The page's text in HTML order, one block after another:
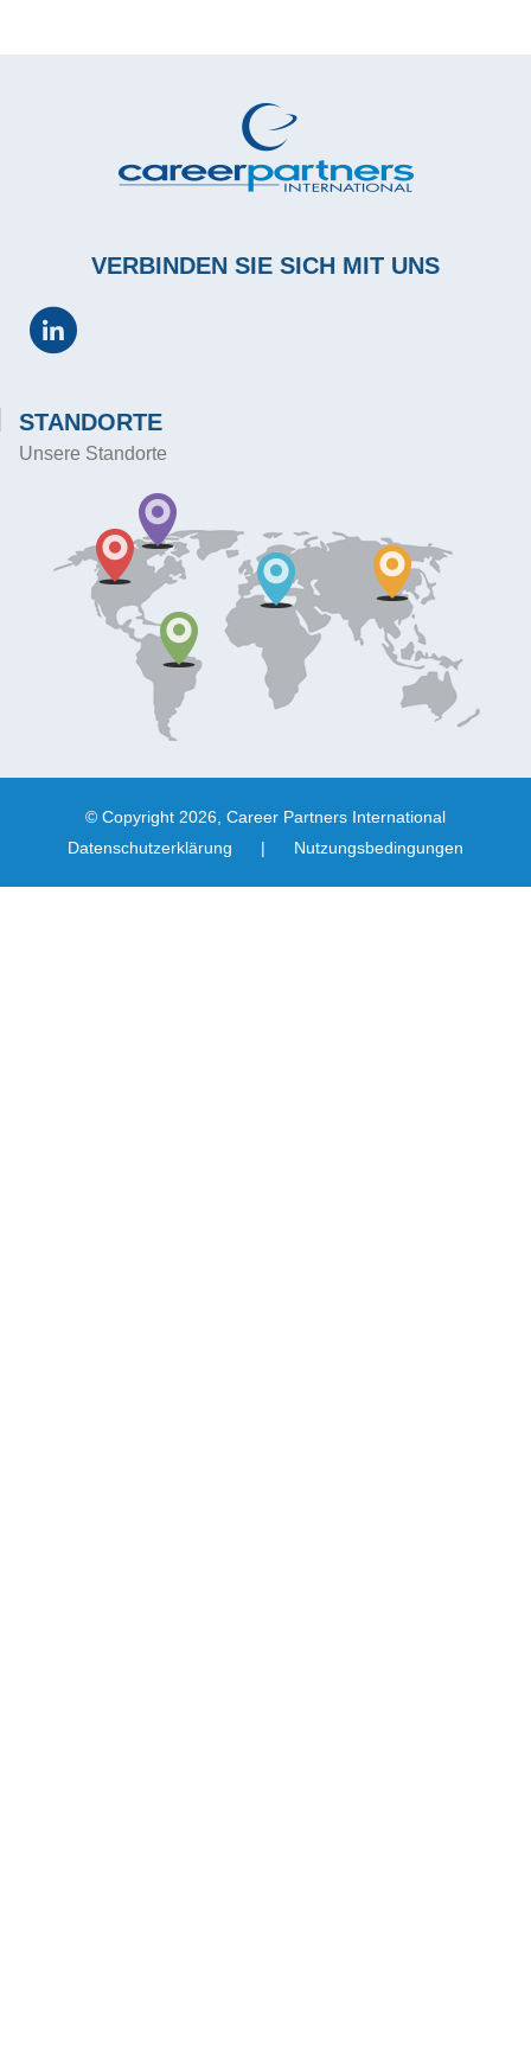
VERBINDEN SIE SICH MIT UNS
STANDORTE
Unsere Standorte
© Copyright 2026, Career Partners International
Datenschutzerklärung
| Nutzungsbedingungen